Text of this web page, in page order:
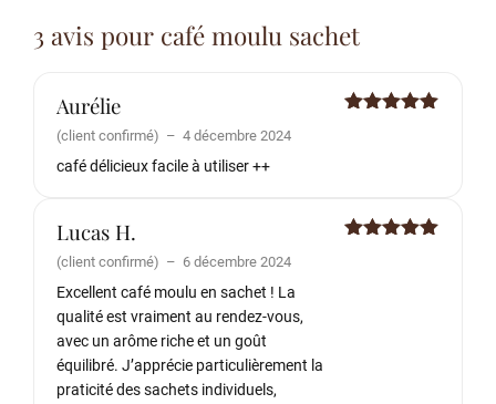
3 avis pour café moulu sachet
Aurélie
(client confirmé) – 4 décembre 2024
café délicieux facile à utiliser ++
Lucas H.
(client confirmé) – 6 décembre 2024
Excellent café moulu en sachet ! La
qualité est vraiment au rendez-vous,
avec un arôme riche et un goût
équilibré. J’apprécie particulièrement la
praticité des sachets individuels,